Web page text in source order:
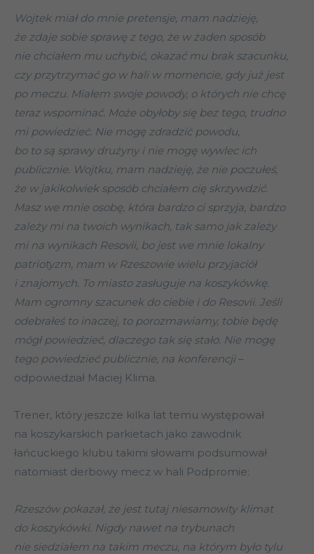
Wojtek miał do mnie pretensje, mam nadzieję,
że zdaje sobie sprawę z tego, że w żaden sposób
nie chciałem mu uchybić, okazać mu brak szacunku,
czy przytrzymać go w hali w momencie, gdy już jest
po meczu. Miałem swoje powody, o których nie chcę
teraz wspominać. Może obyłoby się bez tego, trudno
mi powiedzieć. Nie mogę zdradzić powodu,
bo to są sprawy drużyny i nie mogę wywlec ich
publicznie. Wojtku, mam nadzieję, że nie poczułeś,
że w jakikolwiek sposób chciałem cię skrzywdzić.
Masz we mnie osobę, która bardzo ci sprzyja, bardzo
zależy mi na twoich wynikach, tak samo jak zależy
mi na wynikach Resovii, bo jest we mnie lokalny
patriotyzm, mam w Rzeszowie wielu przyjaciół
i znajomych. To miasto zasługuje na koszykówkę.
Mam ogromny szacunek do ciebie i do Resovii. Jeśli
odebrałeś to inaczej, to porozmawiamy, tobie będę
mógł powiedzieć, dlaczego tak się stało. Nie mogę
tego powiedzieć publicznie, na konferencji–
odpowiedział Maciej Klima.
Trener, który jeszcze kilka lat temu występował
na koszykarskich parkietach jako zawodnik
łańcuckiego klubu takimi słowami podsumował
natomiast derbowy mecz w hali Podpromie:
Rzeszów pokazał, że jest tutaj niesamowity klimat
do koszykówki. Nigdy nawet na trybunach
nie siedziałem na takim meczu, na którym było tylu